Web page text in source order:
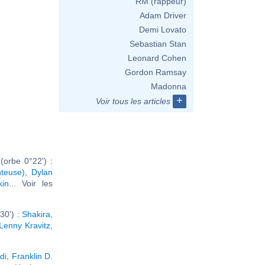
0°22') :
Dylan
... Voir les
: Shakira
Kravitz
Franklin D.
Adam Driver
Demi Lovato
Sebastian Stan
Leonard Cohen
Gordon Ramsay
Madonna
Voir tous les articles
+